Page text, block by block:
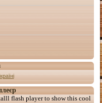
flash player to show this cool